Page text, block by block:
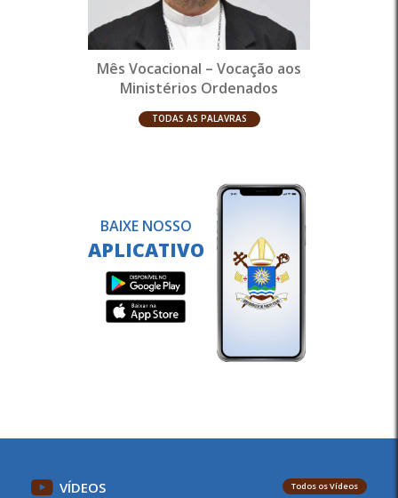
Mês Vocacional – Vocação aos
Ministérios Ordenados
TODAS AS PALAVRAS
BAIXE NOSSO
APLICATIVO
VÍDEOS Todos os Vídeos